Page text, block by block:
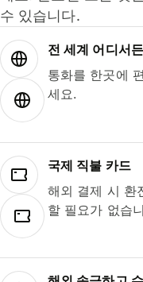
수 있습니다.
전 세계 어디서
통화를 한곳에
세요.
국제 직불 카드
해외 결제 시 환
할 필요가 없습